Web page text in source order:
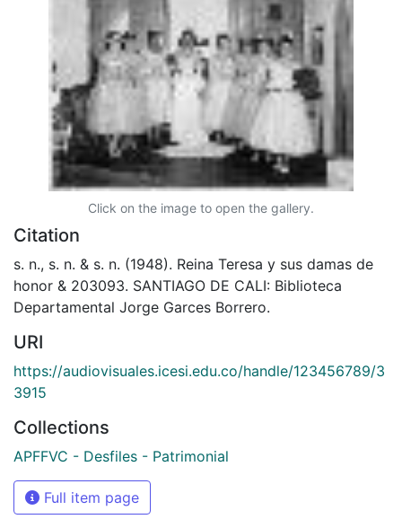
Click on the image to open the gallery.
Citation
s. n., s. n. & s. n. (1948). Reina Teresa y sus damas de
honor & 203093. SANTIAGO DE CALI: Biblioteca
Departamental Jorge Garces Borrero.
URI
https://audiovisuales.icesi.edu.co/handle/123456789/3
3915
Collections
APFFVC - Desfiles - Patrimonial
Full item page